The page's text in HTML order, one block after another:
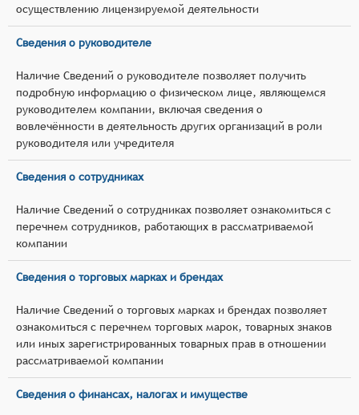
осуществлению лицензируемой деятельности
Сведения о руководителе
Наличие Сведений о руководителе позволяет получить
подробную информацию о физическом лице, являющемся
руководителем компании, включая сведения о
вовлечённости в деятельность других организаций в роли
руководителя или учредителя
Сведения о сотрудниках
Наличие Сведений о сотрудниках позволяет ознакомиться с
перечнем сотрудников, работающих в рассматриваемой
компании
Сведения о торговых марках и брендах
Наличие Сведений о торговых марках и брендах позволяет
ознакомиться с перечнем торговых марок, товарных знаков
или иных зарегистрированных товарных прав в отношении
рассматриваемой компании
Сведения о финансах, налогах и имуществе